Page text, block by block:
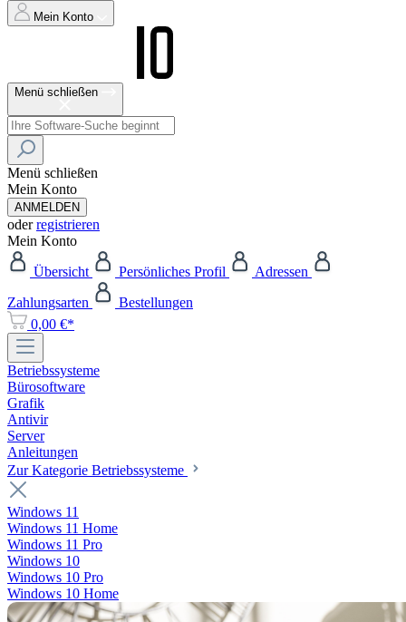
Mein Konto
Menü schließen
Menü schließen
Mein Konto
ANMELDEN
oderregistrieren
Mein Konto
Übersicht
Persönliches Profil
Adressen
Zahlungsarten
Bestellungen
0,00 €*
Betriebssysteme
Bürosoftware
Grafik
Antivir
Server
Anleitungen
Zur Kategorie Betriebssysteme
Windows 11
Windows 11 Home
Windows 11 Pro
Windows 10
Windows 10 Pro
Windows 10 Home